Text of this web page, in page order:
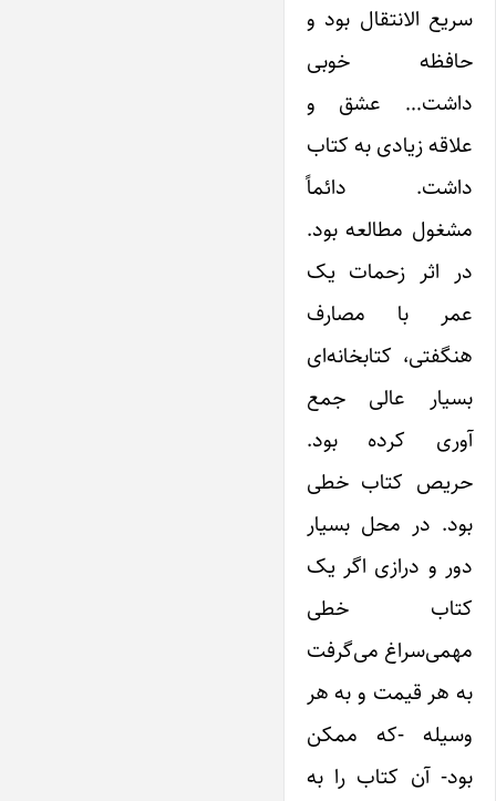
سریع الانتقال بود و
حافظه خوبی
داشت… عشق و
علاقه زیادی به کتاب
داشت. دائماً
مشغول مطالعه بود.
در اثر زحمات یک
عمر با مصارف
هنگفتی، کتابخانه‌ای
بسیار عالی جمع
آوری کرده بود.
حریص کتاب خطی
بود. در محل بسیار
دور و درازی اگر یک
کتاب خطی
مهمی‌سراغ می‌گرفت
به هر قیمت و به هر
وسیله -که ممکن
بود- آن کتاب را به